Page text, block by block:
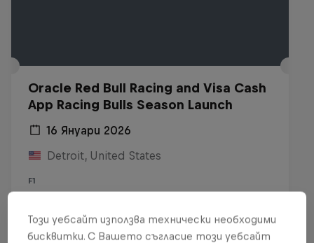
Oracle Red Bull Racing and Visa Cash
App Racing Bulls Season Launch
16 Януари 2026
Detroit, United States
F1
Виж на Replay
Този уебсайт използва технически необходими
бисквитки. С Вашето съгласие този уебсайт